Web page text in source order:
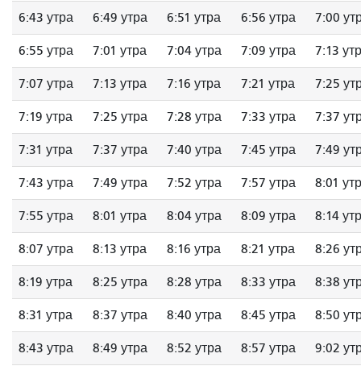
6:43 утра 6:49 утра 6:51 утра 6:56 утра 7:00
6:55 утра 7:01 утра 7:04 утра 7:09 утра 7:13
7:07 утра 7:13 утра 7:16 утра 7:21 утра 7:25
7:19 утра 7:25 утра 7:28 утра 7:33 утра 7:37
7:31 утра 7:37 утра 7:40 утра 7:45 утра 7:49
7:43 утра 7:49 утра 7:52 утра 7:57 утра 8:01
7:55 утра 8:01 утра 8:04 утра 8:09 утра 8:14
8:07 утра 8:13 утра 8:16 утра 8:21 утра 8:26
8:19 утра 8:25 утра 8:28 утра 8:33 утра 8:38
8:31 утра 8:37 утра 8:40 утра 8:45 утра 8:50
8:43 утра 8:49 утра 8:52 утра 8:57 утра 9:02